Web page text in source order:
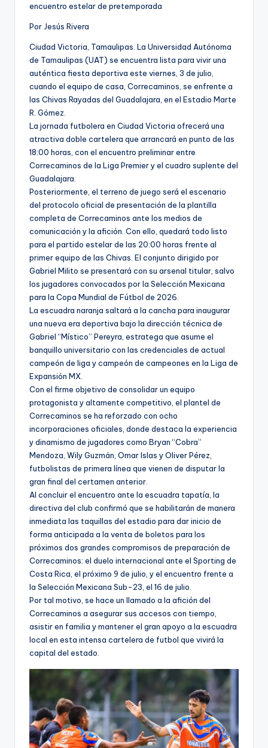
encuentro estelar de pretemporada
Por Jesús Rivera
Ciudad Victoria, Tamaulipas. La Universidad Autónoma
de Tamaulipas (UAT) se encuentra lista para vivir una
auténtica fiesta deportiva este viernes, 3 de julio,
cuando el equipo de casa, Correcaminos, se enfrente a
las Chivas Rayadas del Guadalajara, en el Estadio Marte
R. Gómez.
La jornada futbolera en Ciudad Victoria ofrecerá una
atractiva doble cartelera que arrancará en punto de las
18:00 horas, con el encuentro preliminar entre
Correcaminos de la Liga Premier y el cuadro suplente del
Guadalajara.
Posteriormente, el terreno de juego será el escenario
del protocolo oficial de presentación de la plantilla
completa de Correcaminos ante los medios de
comunicación y la afición. Con ello, quedará todo listo
para el partido estelar de las 20:00 horas frente al
primer equipo de las Chivas. El conjunto dirigido por
Gabriel Milito se presentará con su arsenal titular, salvo
los jugadores convocados por la Selección Mexicana
para la Copa Mundial de Fútbol de 2026.
La escuadra naranja saltará a la cancha para inaugurar
una nueva era deportiva bajo la dirección técnica de
Gabriel “Místico” Pereyra, estratega que asume el
banquillo universitario con las credenciales de actual
campeón de liga y campeón de campeones en la Liga de
Expansión MX.
Con el firme objetivo de consolidar un equipo
protagonista y altamente competitivo, el plantel de
Correcaminos se ha reforzado con ocho
incorporaciones oficiales, donde destaca la experiencia
y dinamismo de jugadores como Bryan “Cobra”
Mendoza, Wily Guzmán, Omar Islas y Oliver Pérez,
futbolistas de primera línea que vienen de disputar la
gran final del certamen anterior.
Al concluir el encuentro ante la escuadra tapatía, la
directiva del club confirmó que se habilitarán de manera
inmediata las taquillas del estadio para dar inicio de
forma anticipada a la venta de boletos para los
próximos dos grandes compromisos de preparación de
Correcaminos: el duelo internacional ante el Sporting de
Costa Rica, el próximo 9 de julio, y el encuentro frente a
la Selección Mexicana Sub-23, el 16 de julio.
Por tal motivo, se hace un llamado a la afición del
Correcaminos a asegurar sus accesos con tiempo,
asistir en familia y mantener el gran apoyo a la escuadra
local en esta intensa cartelera de futbol que vivirá la
capital del estado.